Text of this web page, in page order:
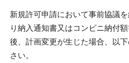
新規許可申請において事前協議
り納入通知書又はコンビニ納付
後、計画変更が生じた場合、以
さい。